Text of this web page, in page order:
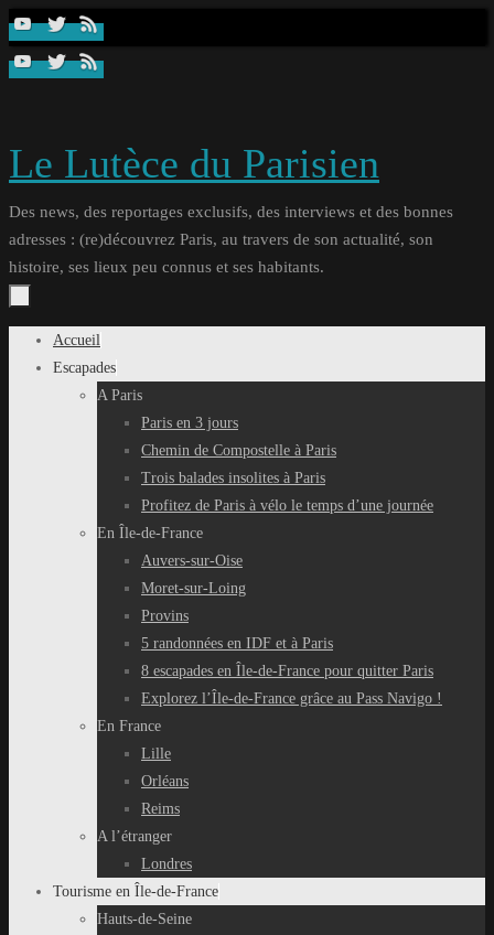
Passer
contenu
Le Lutèce du Parisien
Des news, des reportages exclusifs, des interviews et des bonnes
adresses : (re)découvrez Paris, au travers de son actualité, son
histoire, ses lieux peu connus et ses habitants.
Passer
Accueil
Escapades
A Paris
Paris en 3 jours
Chemin de Compostelle à Paris
Trois balades insolites à Paris
Profitez de Paris à vélo le temps d’une journée
En Île-de-France
Auvers-sur-Oise
Moret-sur-Loing
Provins
5 randonnées en IDF et à Paris
8 escapades en Île-de-France pour quitter Paris
Explorez l’Île-de-France grâce au Pass Navigo !
En France
Lille
Orléans
Reims
A l’étranger
Londres
Tourisme en Île-de-France
Hauts-de-Seine